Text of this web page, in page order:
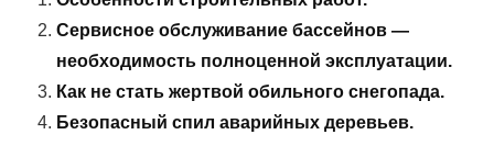
Сервисное обслуживание бассейнов —
необходимость полноценной эксплуатации.
Как не стать жертвой обильного снегопада.
Безопасный спил аварийных деревьев.